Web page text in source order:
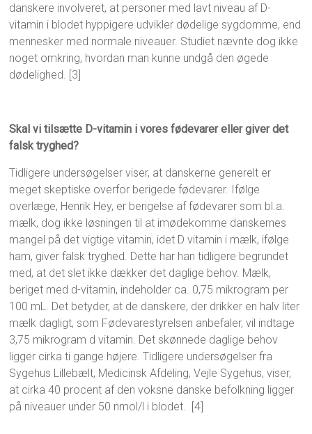
danskere involveret, at personer med lavt niveau af D-
vitamin i blodet hyppigere udvikler dødelige sygdomme, end
mennesker med normale niveauer. Studiet nævnte dog ikke
noget omkring, hvordan man kunne undgå den øgede
dødelighed. [3]
Skal vi tilsætte D-vitamin i vores fødevarer eller giver det
falsk tryghed?
Tidligere undersøgelser viser, at danskerne generelt er
meget skeptiske overfor berigede fødevarer. Ifølge
overlæge, Henrik Hey, er berigelse af fødevarer som bl.a.
mælk, dog ikke løsningen til at imødekomme danskernes
mangel på det vigtige vitamin, idet D vitamin i mælk, ifølge
ham, giver falsk tryghed. Dette har han tidligere begrundet
med, at det slet ikke dækker det daglige behov. Mælk,
beriget med d-vitamin, indeholder ca. 0,75 mikrogram per
100 mL. Det betyder, at de danskere, der drikker en halv liter
mælk dagligt, som Fødevarestyrelsen anbefaler, vil indtage
3,75 mikrogram d vitamin. Det skønnede daglige behov
ligger cirka ti gange højere. Tidligere undersøgelser fra
Sygehus Lillebælt, Medicinsk Afdeling, Vejle Sygehus, viser,
at cirka 40 procent af den voksne danske befolkning ligger
på niveauer under 50 nmol/l i blodet. [4]